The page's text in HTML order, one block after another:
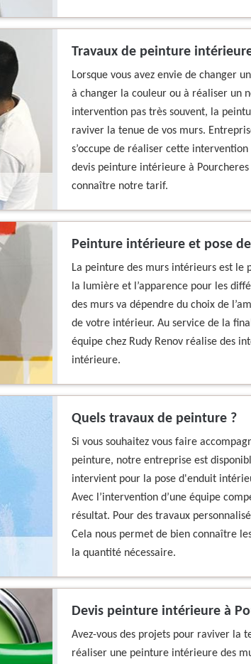
Travaux de peinture
Lorsque vous avez envie de changer
à changer la couleur ou à réaliser un
intervention pas très souvent, la
raviver la tenue de vos murs.
s’occupe de réaliser cette
devis peinture intérieure à
connaître notre tarif.
Peinture intérieure et pose
La peinture des murs intérieurs est le
la lumière et l’apparence pour les
des murs va dépendre du choix de
de votre intérieur. Au service de la
équipe chez Rudy Renov réalise des
intérieure.
Quels travaux de peinture ?
Si vous souhaitez vous faire
peinture, notre entreprise est
intervient pour la pose d'enduit
Avec l’intervention d’une équipe
résultat. Pour des travaux
Cela nous permet de bien connaître
la quantité nécessaire.
Devis peinture intérieure à
Avez-vous des projets pour raviver la
réaliser une peinture intérieure des